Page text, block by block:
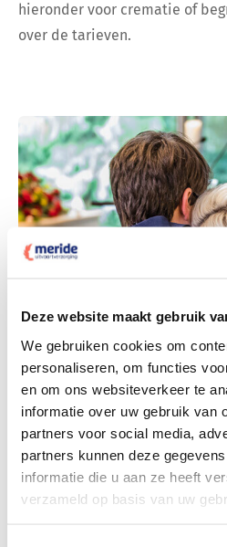
Deze website maakt gebruik
We gebruiken cookies om
personaliseren, om functies
en om ons websiteverkeer te
informatie over uw gebruik van
partners voor social media,
partners kunnen deze
informatie die u aan ze heeft
verzameld op basis van uw
hieronder voor crematie of
over de tarieven.
Dit kost een crematie
Bekijk tarieven voor crematie
Bekijk tarieven voor begrafenis